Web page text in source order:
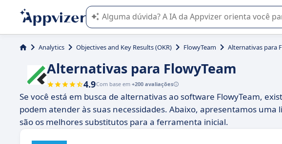
A IA do Appvizer o orienta no uso ou na seleção de
Analytics Objectives and Key Results (OKR) FlowyTeam Alternativas para
Alternativas para FlowyTeam
4.9Com base em +200 avaliações
Se você está em busca de alternativas ao software FlowyTeam,
podem atender às suas necessidades. Abaixo, apresentamos
são os melhores substitutos para a ferramenta inicial.